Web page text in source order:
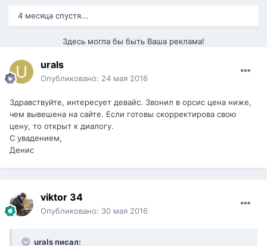
4 месяца спустя...
Здесь могла бы быть Ваша реклама!
urals
Опубликовано: 24 мая 2016
Здравствуйте, интересует девайс. Звонил в орсис цена ниже,
чем вывешена на сайте. Если готовы скорректирова свою
цену, то открыт к диалогу.
С увадением,
Денис
viktor 34
Опубликовано: 30 мая 2016
urals писал: